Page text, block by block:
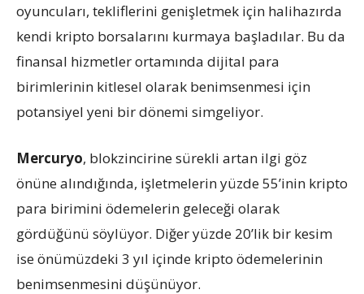
oyuncuları, tekliflerini genişletmek için halihazırda
kendi kripto borsalarını kurmaya başladılar. Bu da
finansal hizmetler ortamında dijital para
birimlerinin kitlesel olarak benimsenmesi için
potansiyel yeni bir dönemi simgeliyor.
Mercuryo, blokzincirine sürekli artan ilgi göz
önüne alındığında, işletmelerin yüzde 55’inin kripto
para birimini ödemelerin geleceği olarak
gördüğünü söylüyor. Diğer yüzde 20’lik bir kesim
ise önümüzdeki 3 yıl içinde kripto ödemelerinin
benimsenmesini düşünüyor.